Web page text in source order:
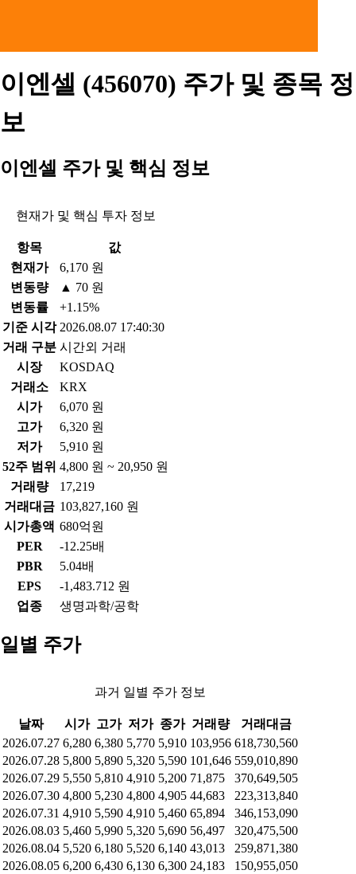
이엔셀 (456070) 주가 및 종목 정
보
이엔셀 주가 및 핵심 정보
현재가 및 핵심 투자 정보
항목
값
현재가
6,170 원
변동량
▲ 70 원
변동률
+1.15%
기준 시각 2026.08.07 17:40:30
거래 구분 시간외 거래
시장
KOSDAQ
거래소
KRX
시가
6,070 원
고가
6,320 원
저가
5,910 원
52주 범위 4,800 원 ~ 20,950 원
거래량
17,219
거래대금 103,827,160 원
시가총액 680억원
PER
-12.25배
PBR
5.04배
EPS
-1,483.712 원
업종
생명과학/공학
일별 주가
과거 일별 주가 정보
날짜 시가 고가 저가 종가 거래량
거래대금
2026.07.27 6,280 6,380 5,770 5,910 103,956 618,730,560
2026.07.28 5,800 5,890 5,320 5,590 101,646 559,010,890
2026.07.29 5,550 5,810 4,910 5,200 71,875
370,649,505
2026.07.30 4,800 5,230 4,800 4,905 44,683
223,313,840
2026.07.31 4,910 5,590 4,910 5,460 65,894
346,153,090
2026.08.03 5,460 5,990 5,320 5,690 56,497
320,475,500
2026.08.04 5,520 6,180 5,520 6,140 43,013
259,871,380
2026.08.05 6,200 6,430 6,130 6,300 24,183 150,955,050